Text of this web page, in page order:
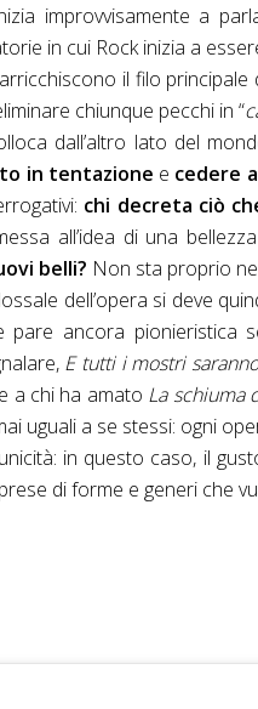
improvvisamente a
in cui Rock inizia a
il filo
chiunque pecchi in “
dall’altro lato del
in tentazione e cedere
chi decreta ciò
all’idea di una
belli? Non sta proprio
dell’opera si deve
pare ancora pionieristica
E tutti i mostri
a chi ha amato La schiuma
uguali a se stessi: ogni
in questo caso, il
di forme e generi che